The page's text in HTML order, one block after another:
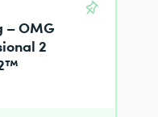
– OMG
2